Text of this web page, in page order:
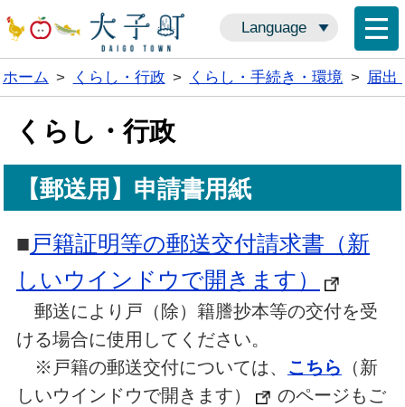
Language
ホーム > くらし・行政 > くらし・手続き・環境 > 届出
くらし・行政
【郵送用】申請書用紙
■ 戸籍証明等の郵送交付請求書 （新
しいウインドウで開きます）
郵送により戸（除）籍謄抄本等の交付を受
ける場合に使用してください。
※戸籍の郵送交付については、 こちら （新
しいウインドウで開きます）
のページもご